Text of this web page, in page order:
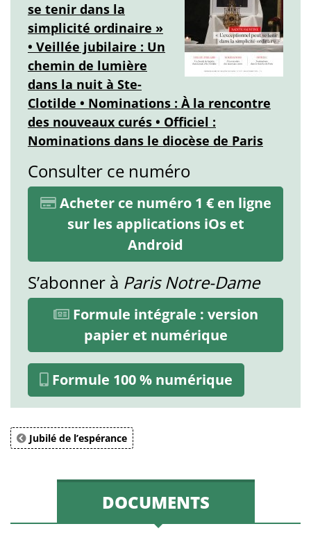
se tenir dans la
simplicité ordinaire »
• Veillée jubilaire : Un
chemin de lumière
dans la nuit à Ste-
Clotilde • Nominations : À la rencontre
des nouveaux curés • Officiel :
Nominations dans le diocèse de Paris
Consulter ce numéro
Acheter ce numéro 1 € en ligne
sur les applications iOs et
Android
S’abonner à Paris Notre-Dame
Formule intégrale : version
papier et numérique
Formule 100 % numérique
Jubilé de l’espérance
DOCUMENTS